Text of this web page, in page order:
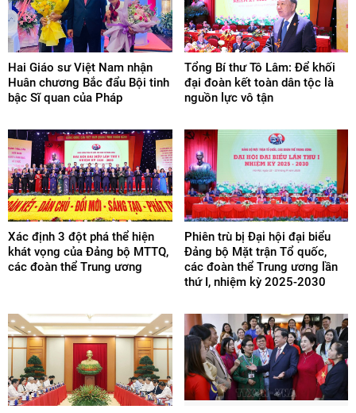
Hai Giáo sư Việt Nam nhận
Huân chương Bắc đẩu Bội tinh
bậc Sĩ quan của Pháp
Tổng Bí thư Tô Lâm: Để khối
đại đoàn kết toàn dân tộc là
nguồn lực vô tận
Xác định 3 đột phá thể hiện
khát vọng của Đảng bộ MTTQ,
các đoàn thể Trung ương
Phiên trù bị Đại hội đại biểu
Đảng bộ Mặt trận Tổ quốc,
các đoàn thể Trung ương lần
thứ I, nhiệm kỳ 2025-2030